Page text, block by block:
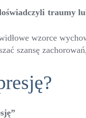
traumy
wzorce
szansę